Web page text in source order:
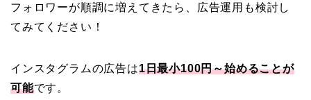
フォロワーが順調に増えてきたら、広告運用も検討し
てみてください！
インスタグラムの広告は1日最小100円～始めることが
可能です。